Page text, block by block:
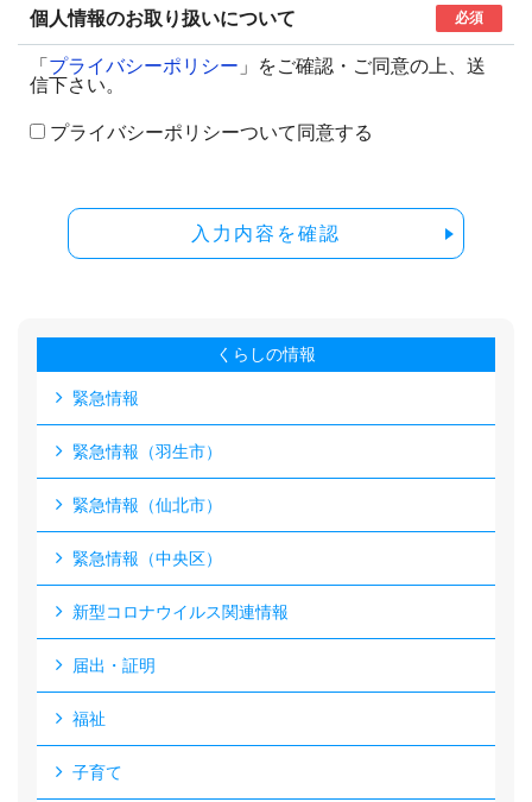
個人情報のお取り扱いについて 必須
「 プライバシーポリシー 」をご確認・ご同意の上、送
信下さい。
プライバシーポリシーついて同意する
入力内容を確認
くらしの情報
緊急情報
緊急情報（羽生市）
緊急情報（仙北市）
緊急情報（中央区）
新型コロナウイルス関連情報
届出・証明
福祉
子育て